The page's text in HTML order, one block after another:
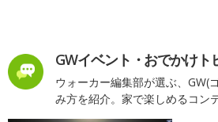
GWイベント・おでかけト
ウォーカー編集部が選ぶ、GW(
み方を紹介。家で楽しめるコン